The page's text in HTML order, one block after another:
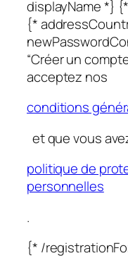
displayName *}
{*
“Créer un
acceptez nos
conditions
et que vous
politique de
personnelles
.
{* /